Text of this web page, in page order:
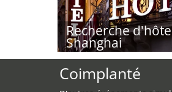
Recherche
Shanghai
Coimplanté